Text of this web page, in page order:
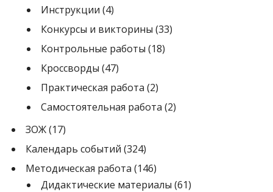
Инструкции (4)
Конкурсы и викторины (33)
Контрольные работы (18)
Кроссворды (47)
Практическая работа (2)
Самостоятельная работа (2)
ЗОЖ(17)
Календарь событий (324)
Методическая работа (146)
Дидактические материалы (61)